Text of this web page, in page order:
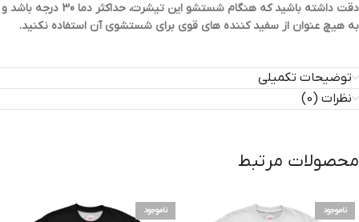
دقت داشته باشید که هنگام شستشو این تیشرت، حداکثر دما 30 درجه باشد و
به هیچ عنوان از سفید کننده های قوی برای شستشوی آن استفاده نکنید.
توضیحات تکمیلی
نظرات (0)
محصولات مرتبط
ناموجود
ناموجود